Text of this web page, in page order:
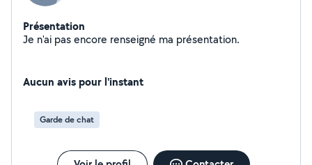
Présentation
Je n'ai pas encore renseigné ma présentation.
Aucun avis pour l'instant
Garde de chat